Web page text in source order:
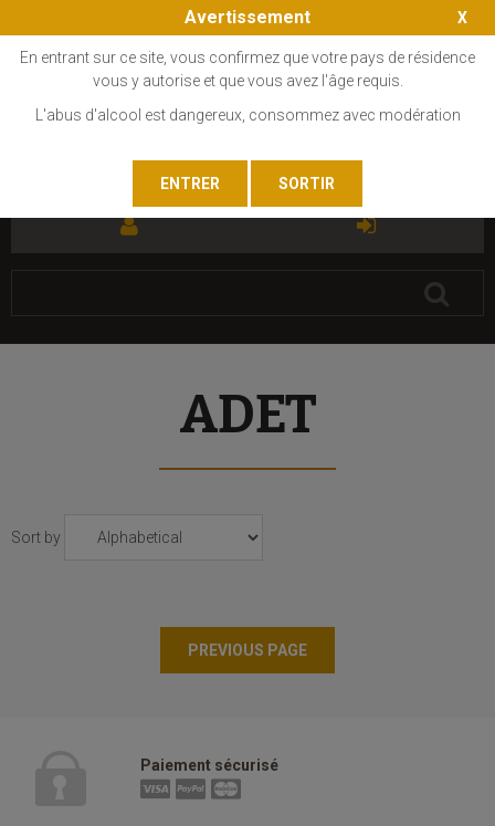
ADET
Sort by
Paiement sécurisé
Avertissement
En entrant sur ce site, vous confirmez que votre pays de résidence
vous y autorise et que vous avez l'âge requis.
L'abus d'alcool est dangereux, consommez avec modération